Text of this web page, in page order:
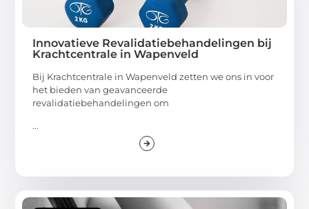
Innovatieve Revalidatiebehandelingen bij
Krachtcentrale in Wapenveld
Bij Krachtcentrale in Wapenveld zetten we ons in voor
het bieden van geavanceerde
revalidatiebehandelingen om
...